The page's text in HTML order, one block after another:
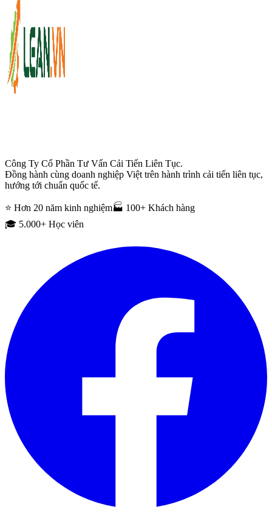
Công Ty Cổ Phần Tư Vấn Cải Tiến Liên Tục.
Đồng hành cùng doanh nghiệp Việt trên hành trình cải tiến liên tục,
hướng tới chuẩn quốc tế.
⭐ Hơn 20 năm kinh nghiệm🏭 100+ Khách hàng
🎓 5.000+ Học viên